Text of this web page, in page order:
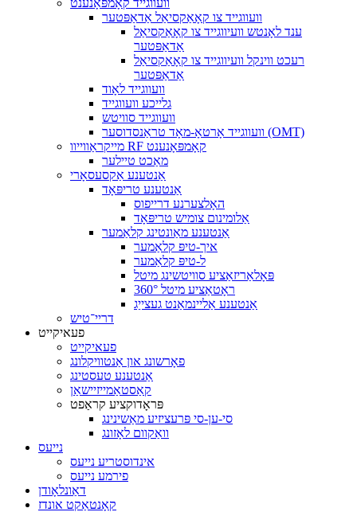
וועווגייד קאָמפּאָנענט
וועווגייד צו קאָאַקסיאַל אַדאַפּטער
ענד לאָנטש וועיווגייד צו קאָאַקסיאַל
אַדאַפּטער
רעכט ווינקל וועיווגייד צו קאָאַקסיאַל
אַדאַפּטער
וועווגייד לאָוד
גלייכע וועווגייד
וועווגייד סוויטש
וועווגייד אָרטאָ-מאָד טראַנסדוסער (OMT)
מייקראַווייוו RF קאָמפּאָנענט
מאַכט טיילער
אַנטענע אַקסעסאָרי
אַנטענע טריפּאָד
האָלצערנע דרייפוס
אַלומינום צומיש טריפּאָד
אַנטענע מאַונטינג קלאַמער
איך-טיפּ קלאַמער
ל-טיפּ קלאַמער
פּאָלאַריזאַציע סוויטשינג מיטל
360° ראָטאַציע מיטל
אַנטענע אַליינמאַנט געצייַג
דריי־טיש
פעאיקייט
פעאיקייט
פאָרשונג און אַנטוויקלונג
אַנטענע טעסטינג
קאַסטאַמייזיישאַן
פּראָדוקציע קראַפט
סי-ען-סי פּרעציזיע מאַשינינג
וואַקוום לאָזונג
נייעס
אינדוסטריע נייעס
פירמע נייעס
דאַונלאָודן
קאָנטאַקט אונדז